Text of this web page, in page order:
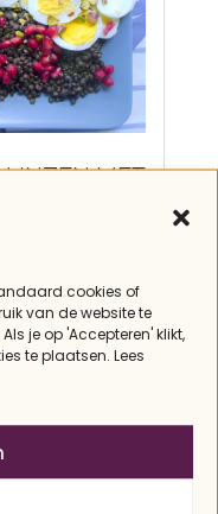
cookies of
van de website te
je op 'Accepteren' klikt,
te plaatsen. Lees
LINZEN MET